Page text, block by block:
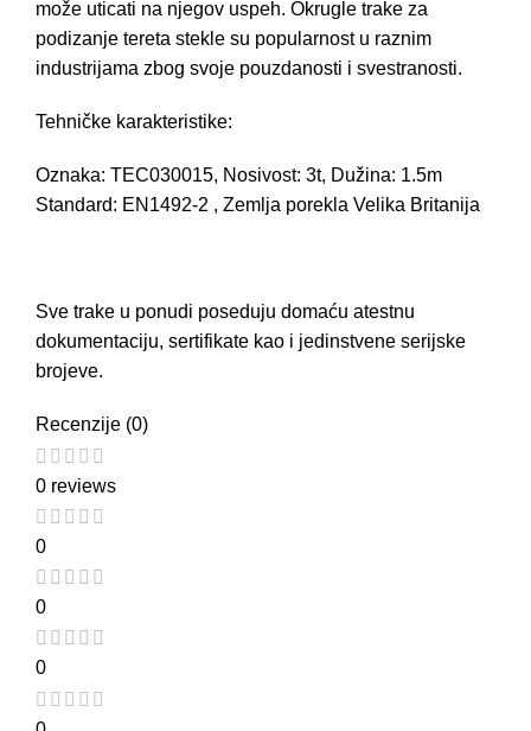
može uticati na njegov uspeh. Okrugle trake za
podizanje tereta stekle su popularnost u raznim
industrijama zbog svoje pouzdanosti i svestranosti.
Tehničke karakteristike:
Oznaka: TEC030015, Nosivost: 3t, Dužina: 1.5m
Standard: EN1492-2 , Zemlja porekla Velika Britanija
Sve trake u ponudi poseduju domaću atestnu
dokumentaciju, sertifikate kao i jedinstvene serijske
brojeve.
Recenzije (0)
0 reviews
0
0
0